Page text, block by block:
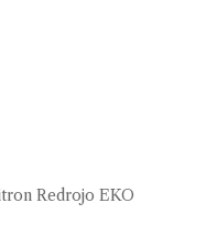
Redrojo EKO